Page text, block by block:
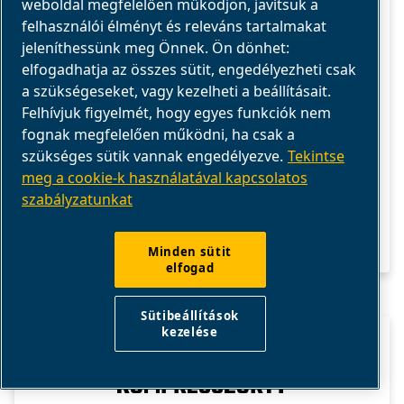
karbantartás és az életciklus alapján, hogy
megtalálja a legköltséghatékonyabb
megoldást.
HOGYAN VÁLASSZON KIS
KOMPRESSZORT?
weboldal megfelelően működjön, javítsuk a
felhasználói élményt és releváns tartalmakat
jeleníthessünk meg Önnek. Ön dönhet:
elfogadhatja az összes sütit, engedélyezheti csak
a szükségeseket, vagy kezelheti a beállításait.
Felhívjuk figyelmét, hogy egyes funkciók nem
fognak megfelelően működni, ha csak a
szükséges sütik vannak engedélyezve. Tekintse
meg a cookie-k használatával kapcsolatos
szabályzatunkat
Minden sütit
elfogad
Sütibeállítások
kezelése